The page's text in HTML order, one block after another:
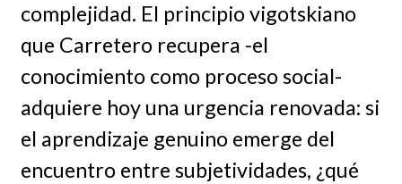
complejidad. El principio vigotskiano
que Carretero recupera -el
conocimiento como proceso social-
adquiere hoy una urgencia renovada: si
el aprendizaje genuino emerge del
encuentro entre subjetividades, ¿qué